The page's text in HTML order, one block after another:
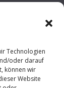
Technologien
oder darauf
können wir
Website